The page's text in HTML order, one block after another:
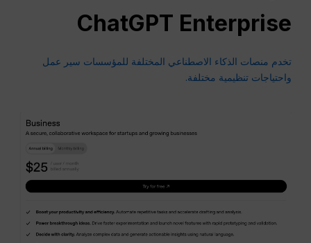
ChatGPT Enterprise
تخدم منصات الذكاء الاصطناعي المختلفة للمؤسسات سير عمل
واحتياجات تنظيمية مختلفة.